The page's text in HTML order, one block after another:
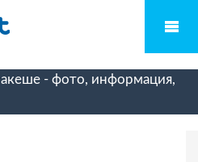
- фото, информация,